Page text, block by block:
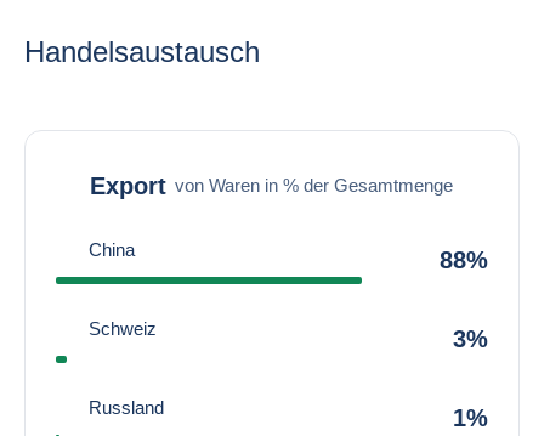
Handelsaustausch
Export von Waren in % der Gesamtmenge
China 88%
Schweiz 3%
Russland 1%